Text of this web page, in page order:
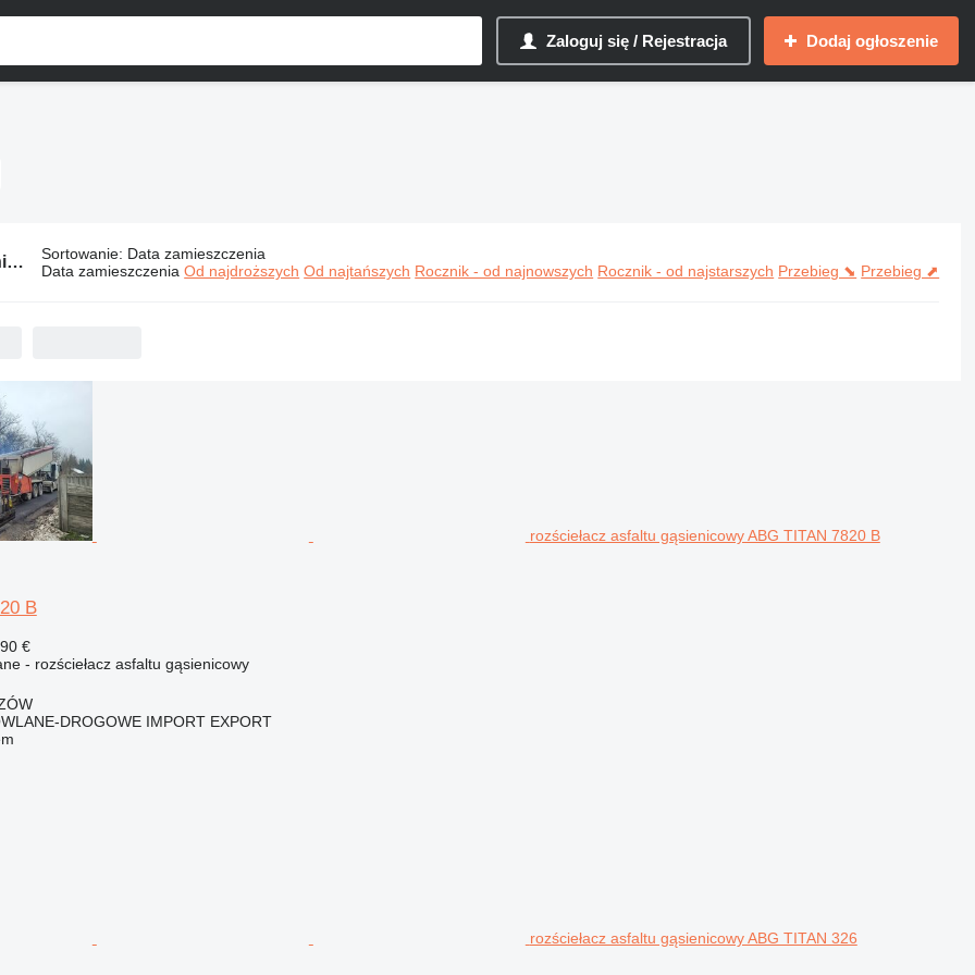
Zaloguj się / Rejestracja Dodaj ogłoszenie
41 ogłoszenie nowych i używanych maszyn: Maszyny budowlane ABG
Sortowanie: Data zamieszczenia
Data zamieszczenia Od najdroższych Od najtańszych Rocznik - od najnowszych Rocznik - od najstarszych Przebieg ⬊ Przebieg ⬈
rozściełacz asfaltu gąsienicowy ABG TITAN 7820 B
B
€
- rozściełacz asfaltu gąsienicowy
DROGOWE IMPORT EXPORT
rozściełacz asfaltu gąsienicowy ABG TITAN 326